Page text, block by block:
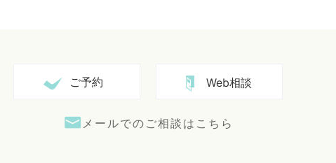
ご予約 Web相談
メールでのご相談はこちら